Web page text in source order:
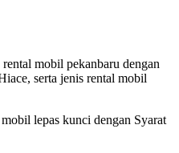
mobil pekanbaru dengan
serta jenis rental mobil
lepas kunci dengan Syarat